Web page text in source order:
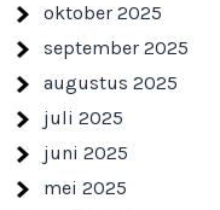
oktober 2025
september 2025
augustus 2025
juli 2025
juni 2025
mei 2025